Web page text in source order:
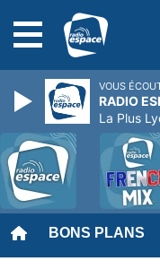
BONS PLANS
VOUS
RADIO
La Plus